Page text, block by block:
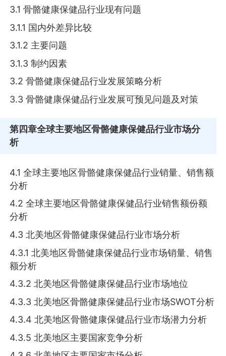
3.1 骨骼健康保健品行业现有问题
3.1.1 国内外差异比较
3.1.2 主要问题
3.1.3 制约因素
3.2 骨骼健康保健品行业发展策略分析
3.3 骨骼健康保健品行业发展可预见问题及对策
第四章全球主要地区骨骼健康保健品行业市场分
析
4.1 全球主要地区骨骼健康保健品行业销量、销售额
分析
4.2 全球主要地区骨骼健康保健品行业销售额份额
分析
4.3 北美地区骨骼健康保健品行业市场分析
4.3.1 北美地区骨骼健康保健品行业市场销量、销售
额分析
4.3.2 北美地区骨骼健康保健品行业市场地位
4.3.3 北美地区骨骼健康保健品行业市场SWOT分析
4.3.4 北美地区骨骼健康保健品行业市场潜力分析
4.3.5 北美地区主要国家竞争分析